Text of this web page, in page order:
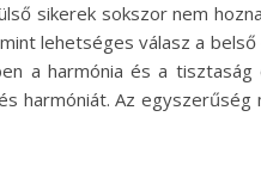
sikerek sokszor nem
lehetséges válasz a
a harmónia és a
harmóniát. Az